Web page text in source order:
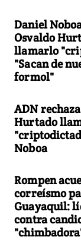
Daniel
Osvaldo
llamarlo
"Sacan de
formol"
ADN
Hurtado
Noboa
Rompen
correísmo
Guayaquil:
contra